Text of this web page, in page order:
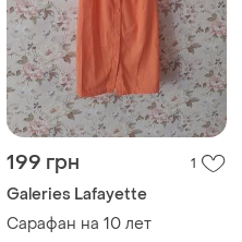
199 грн 1
Galeries Lafayette
Сарафан на 10 лет